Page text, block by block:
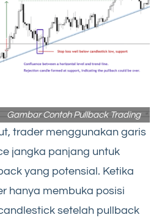
Gambar Contoh Pullback Trading
trader menggunakan garis
jangka panjang untuk
yang potensial. Ketika
hanya membuka posisi
setelah pullback